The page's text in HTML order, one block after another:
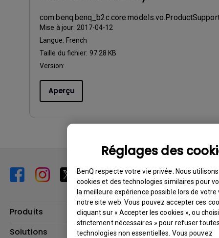
Réglages des
BenQ respecte votre vie privée. Nous
cookies et des technologies similaires pour
la meilleure expérience possible lors de votre
notre site web. Vous pouvez accepter ces
cliquant sur « Accepter les cookies », ou
strictement nécessaires » pour refuser
technologies non essentielles. Vous pouvez
Mise à jour: 2017-04-12
Langue: French
Taille du fichier: 97.28 KB
Version:
Aperçu
Produits
Vidéoprojecteurs
Solutions